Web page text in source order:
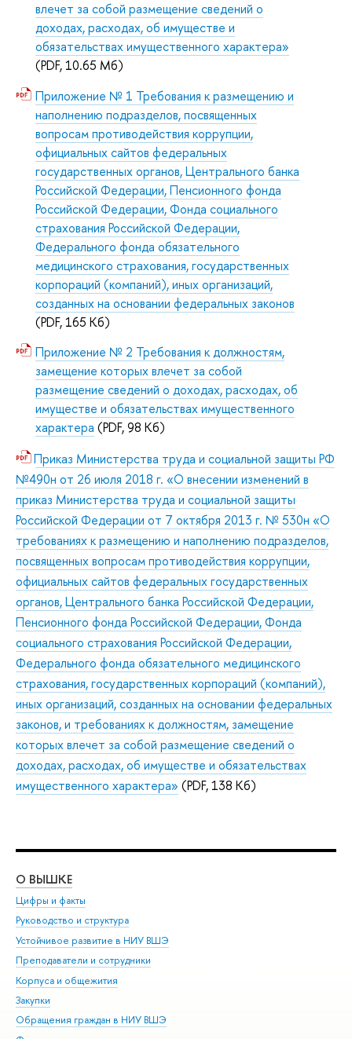
влечет за собой размещение сведений о
доходах, расходах, об имуществе и
обязательствах имущественного характера»
(PDF, 10.65 Мб)
Приложение № 1 Требования к размещению и
наполнению подразделов, посвященных
вопросам противодействия коррупции,
официальных сайтов федеральных
государственных органов, Центрального банка
Российской Федерации, Пенсионного фонда
Российской Федерации, Фонда социального
страхования Российской Федерации,
Федерального фонда обязательного
медицинского страхования, государственных
корпораций (компаний), иных организаций,
созданных на основании федеральных законов
(PDF, 165 Кб)
Приложение № 2 Требования к должностям,
замещение которых влечет за собой
размещение сведений о доходах, расходах, об
имуществе и обязательствах имущественного
характера (PDF, 98 Кб)
Приказ Министерства труда и социальной защиты РФ
№490н от 26 июля 2018 г. «О внесении изменений в
приказ Министерства труда и социальной защиты
Российской Федерации от 7 октября 2013 г. № 530н «О
требованиях к размещению и наполнению подразделов,
посвященных вопросам противодействия коррупции,
официальных сайтов федеральных государственных
органов, Центрального банка Российской Федерации,
Пенсионного фонда Российской Федерации, Фонда
социального страхования Российской Федерации,
Федерального фонда обязательного медицинского
страхования, государственных корпораций (компаний),
иных организаций, созданных на основании федеральных
законов, и требованиях к должностям, замещение
которых влечет за собой размещение сведений о
доходах, расходах, об имуществе и обязательствах
имущественного характера» (PDF, 138 Кб)
О ВЫШКЕ
Цифры и факты
Руководство и структура
Устойчивое развитие в НИУ ВШЭ
Преподаватели и сотрудники
Корпуса и общежития
Закупки
Обращения граждан в НИУ ВШЭ